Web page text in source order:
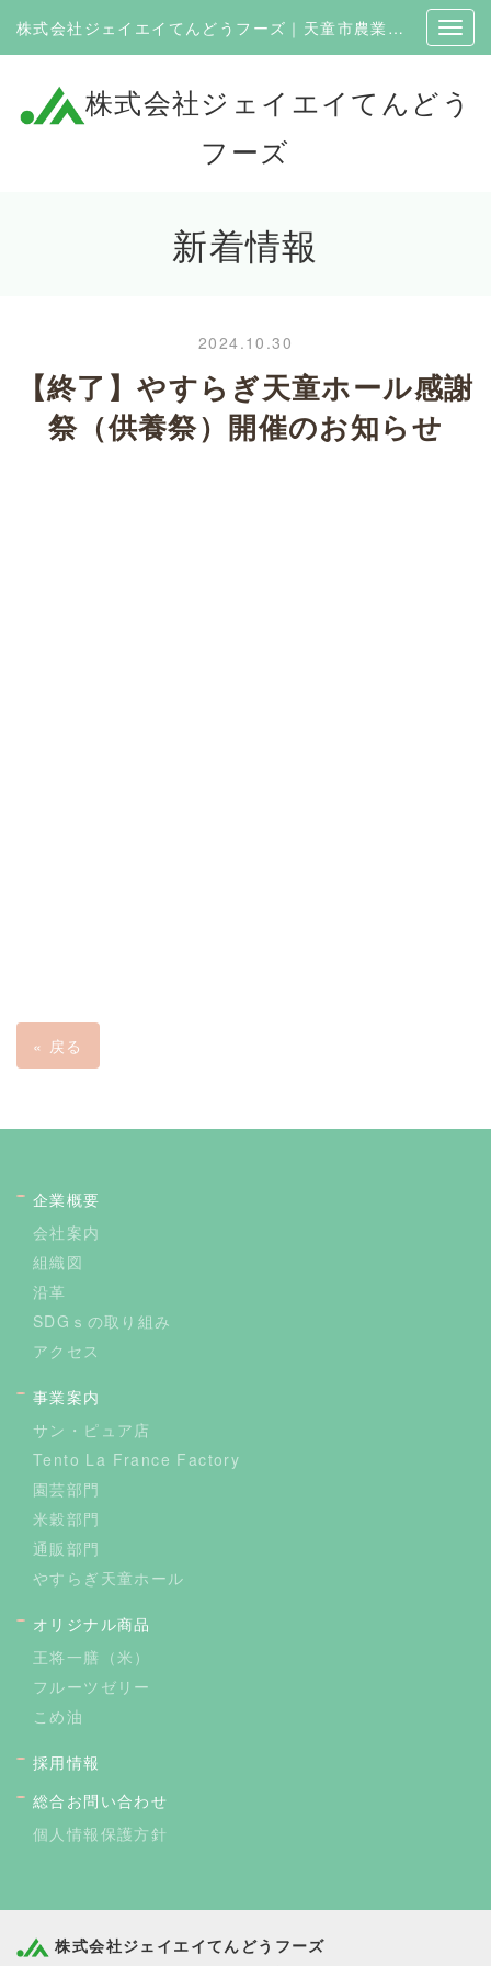
株式会社ジェイエイてんどうフーズ｜天童市農業協同組合100％出資の企業
株式会社ジェイエイてんどう
フーズ
新着情報
2024.10.30
【終了】やすらぎ天童ホール感謝
祭（供養祭）開催のお知らせ
« 戻る
企業概要
会社案内
組織図
沿革
SDGｓの取り組み
アクセス
事業案内
サン・ピュア店
Tento La France Factory
園芸部門
米穀部門
通販部門
やすらぎ天童ホール
オリジナル商品
王将一膳（米）
フルーツゼリー
こめ油
採用情報
総合お問い合わせ
個人情報保護方針
株式会社ジェイエイてんどうフーズ